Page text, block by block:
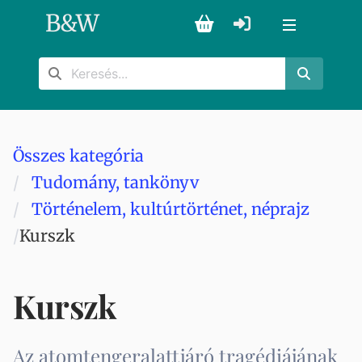
B&W
Összes kategória
Tudomány, tankönyv
Történelem, kultúrtörténet, néprajz
Kurszk
Kurszk
Az atomtengeralattjáró tragédiájának